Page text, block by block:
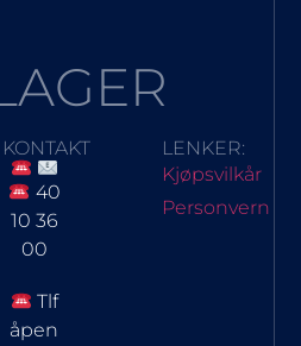
KONTAKT
40
10 36
00
Tlf
åpen
LENKER:
Kjøpsvilkår
Personvern